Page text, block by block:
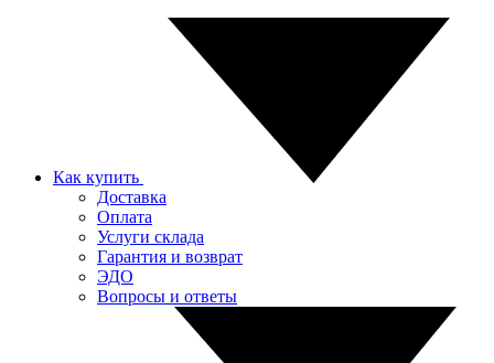
Как купить
Доставка
Оплата
Услуги склада
Гарантия и возврат
ЭДО
Вопросы и ответы